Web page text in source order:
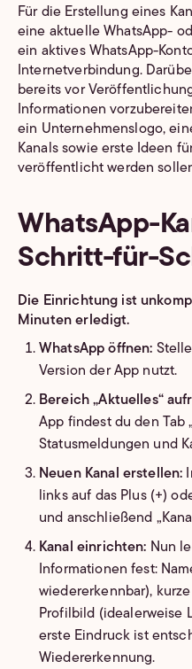
Für die Erstellung eines
eine aktuelle WhatsApp-
ein aktives WhatsApp-
Internetverbindung.
bereits vor
Informationen
ein Unternehmenslogo,
Kanals sowie erste Ideen
veröffentlicht werden
WhatsApp-
Schritt-für-
Die Einrichtung ist
Minuten erledigt.
WhatsApp öffnen:
Version der App nutzt.
Bereich „Aktuelles“
App findest du den Tab
Statusmeldungen und
Neuen Kanal erstellen:
links auf das Plus (+)
und anschließend
Kanal einrichten: Nun
Informationen fest:
wiedererkennbar),
Profilbild (idealerweise
erste Eindruck ist
Wiedererkennung.